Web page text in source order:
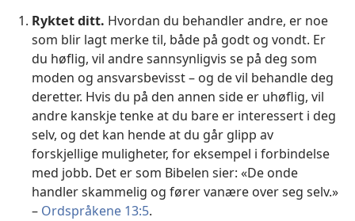
Ryktet ditt. Hvordan du behandler andre, er noe
som blir lagt merke til, både på godt og vondt. Er
du høflig, vil andre sannsynligvis se på deg som
moden og ansvarsbevisst – og de vil behandle deg
deretter. Hvis du på den annen side er uhøflig, vil
andre kanskje tenke at du bare er interessert i deg
selv, og det kan hende at du går glipp av
forskjellige muligheter, for eksempel i forbindelse
med jobb. Det er som Bibelen sier: «De onde
handler skammelig og fører vanære over seg selv.»
– Ordspråkene 13:5.